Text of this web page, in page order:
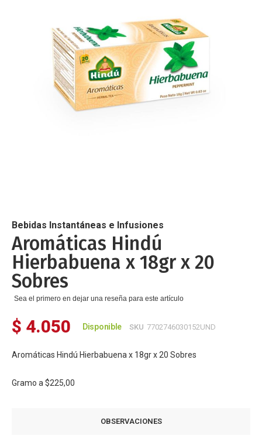
de
la
galería
de
imágenes
Bebidas Instantáneas e Infusiones
Aromáticas Hindú
Hierbabuena x 18gr x 20
Sobres
Sea el primero en dejar una reseña para este artículo
$ 4.050 Disponible SKU 7702746030152UND
Aromáticas Hindú Hierbabuena x 18gr x 20 Sobres
Gramo a $225,00
OBSERVACIONES